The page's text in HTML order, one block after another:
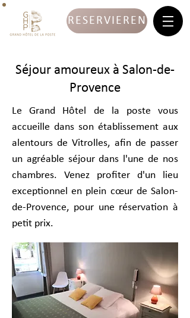
RESERVIEREN
Séjour amoureux à Salon-de-
Provence
Le Grand Hôtel de la poste vous
accueille dans son établissement aux
alentours de Vitrolles, afin de passer
un agréable séjour dans l'une de nos
chambres. Venez profiter d'un lieu
exceptionnel en plein cœur de Salon-
de-Provence, pour une réservation à
petit prix.